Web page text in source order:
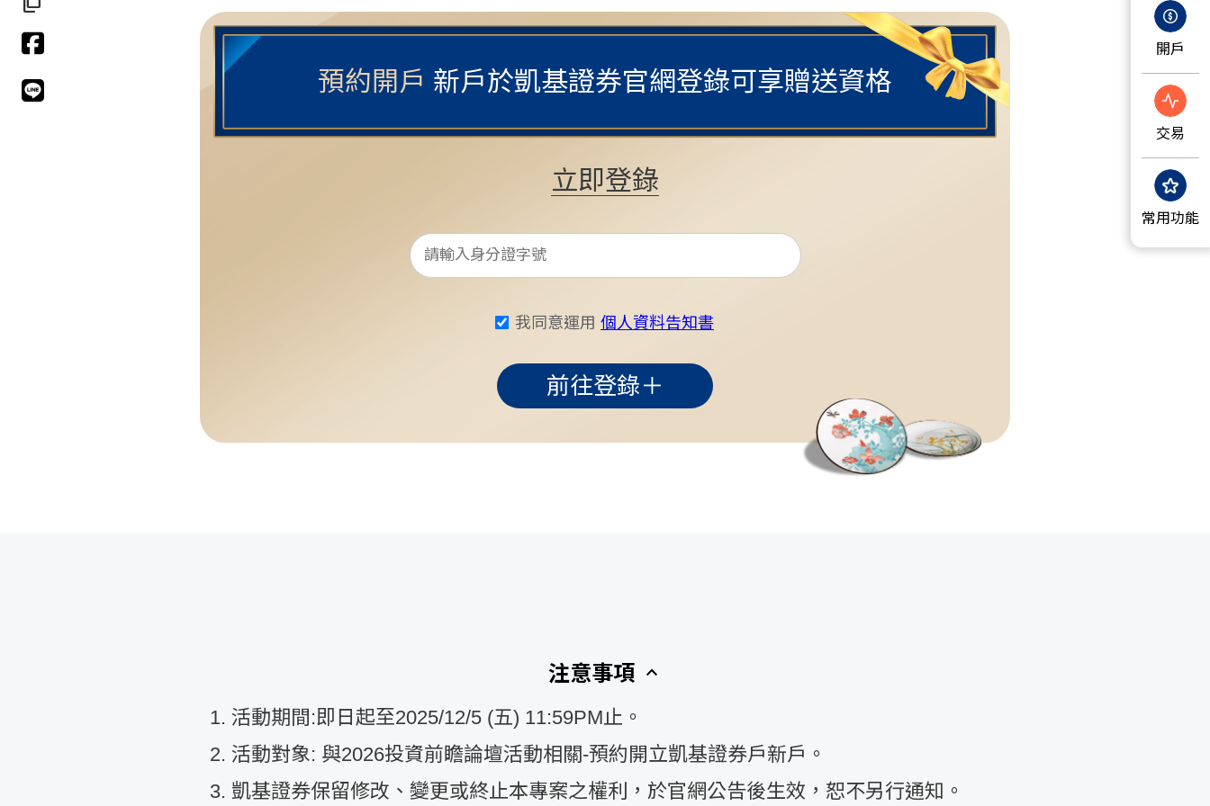
預約開戶 新戶於凱基證券官網登錄可享贈送資格
立即登錄
我同意運用 個人資料告知書
注意事項 keyboard_arrow_up
活動期間:即日起至2025/12/5 (五) 11:59PM止。
活動對象: 與2026投資前瞻論壇活動相關-預約開立凱基證券戶新戶。
凱基證券保留修改、變更或終止本專案之權利，於官網公告後生效，恕不另行通知。
開戶
交易
常用功能